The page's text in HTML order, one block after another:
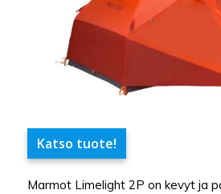
Katso tuote!
Marmot Limelight 2P on kevyt ja